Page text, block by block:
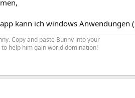
kann ich windows Anwendungen
Copy and paste Bunny into your
to help him gain world domination!